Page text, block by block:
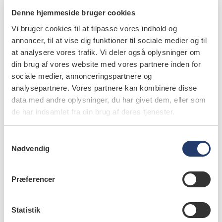
Denne hjemmeside bruger cookies
Vi bruger cookies til at tilpasse vores indhold og
annoncer, til at vise dig funktioner til sociale medier og til
at analysere vores trafik. Vi deler også oplysninger om
din brug af vores website med vores partnere inden for
sociale medier, annonceringspartnere og
analysepartnere. Vores partnere kan kombinere disse
data med andre oplysninger, du har givet dem, eller som
de har indsamlet fra din brug af deres tjenester.
Nødvendig
Præferencer
Statistik
– Vi fandt en signifikant forskel i den dentale modenhed
og dentale alder i de to grupper. Tænderne modnes
tidligere i dag end hos tidligere generationer. Årsagen er
multifaktoriel og skyldes både ændringer i ernæring,
socioøkonomi og miljø. Den viden kan tandlæger bruge
både i forhold til rettidig henvisning og opstart af
ortodontiske behandlinger samt i pædodontien, når der
skal udvikles retningslinjer for regelmæssige
profylaktiske indsatser, forklarer Astrid Rathcke Poulsen,
der også fremhæver retsodontologien som et område, der
det have betydning, når retsodontologer fx skal vurdere